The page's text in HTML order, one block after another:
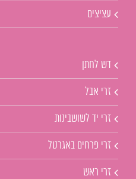
עציצים
דש לחתן
זרי אבל
זרי יד לשושבינות
זרי פרחים באגרטל
זרי ראש